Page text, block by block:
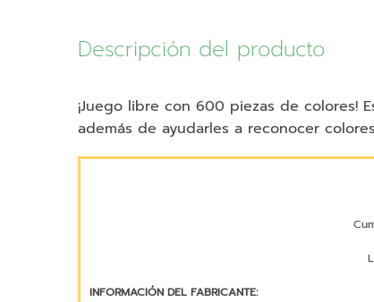
Descripción del producto
¡Juego libre con 600 piezas de colores!
además de ayudarles a reconocer
INFORMACIÓN DEL FABRICANTE: